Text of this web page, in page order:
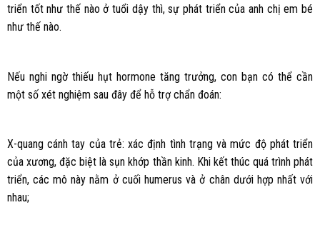
triển tốt như thế nào ở tuổi dậy thì, sự phát triển của anh chị em bé
như thế nào.
Nếu nghi ngờ thiếu hụt hormone tăng trưởng, con bạn có thể cần
một số xét nghiệm sau đây để hỗ trợ chẩn đoán:
X-quang cánh tay của trẻ: xác định tình trạng và mức độ phát triển
của xương, đặc biệt là sụn khớp thần kinh. Khi kết thúc quá trình phát
triển, các mô này nằm ở cuối humerus và ở chân dưới hợp nhất với
nhau;